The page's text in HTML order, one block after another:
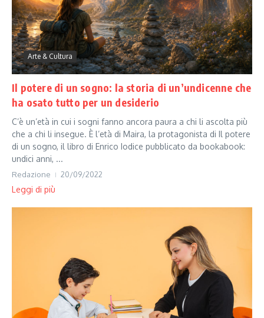
Arte & Cultura
Il potere di un sogno: la storia di un’undicenne che
ha osato tutto per un desiderio
C’è un’età in cui i sogni fanno ancora paura a chi li ascolta più
che a chi li insegue. È l’età di Maira, la protagonista di Il potere
di un sogno, il libro di Enrico Iodice pubblicato da bookabook:
undici anni, ...
Redazione 20/09/2022
Leggi di più